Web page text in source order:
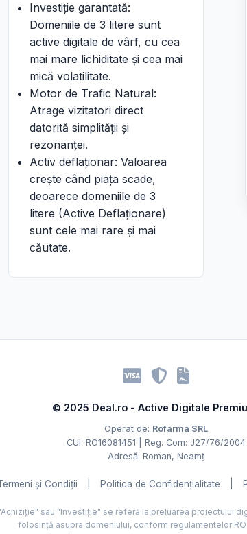
Investiție garantată:
Domeniile de 3 litere sunt
active digitale de vârf, cu cea
mai mare lichiditate și cea mai
mică volatilitate.
Motor de Trafic Natural:
Atrage vizitatori direct
datorită simplității și
rezonanței.
Activ deflaționar: Valoarea
crește când piața scade,
deoarece domeniile de 3
litere (Active Deflaționare)
sunt cele mai rare și mai
căutate.
© 2025 Deal.ro - Active Digitale
Operat de: Rofarma SRL
CUI: RO16081451 | Reg. Com: J27/76/2004
Adresă: Roman, Neamț
și Condiții Politica de Confidențialitate
sau "Investiție" se referă la preluarea proiectului
folosință asupra domeniului, conform regulamentelor